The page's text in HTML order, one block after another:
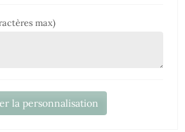
max)
la personnalisation